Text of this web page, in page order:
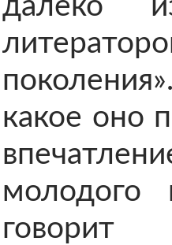
далеко
какое оно
молодого
говорит